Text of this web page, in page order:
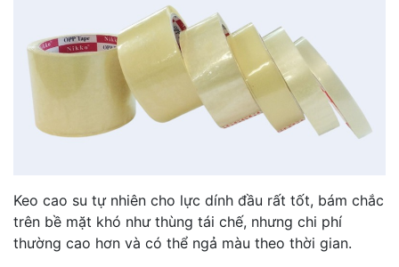
Keo cao su tự nhiên cho lực dính đầu rất tốt, bám chắc
trên bề mặt khó như thùng tái chế, nhưng chi phí
thường cao hơn và có thể ngả màu theo thời gian.